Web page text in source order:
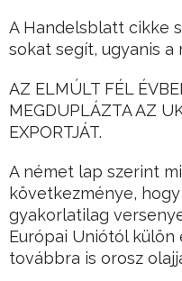
A Handelsblatt cikke
sokat segít, ugyanis a
AZ ELMÚLT FÉL
MEGDUPLÁZTA AZ
EXPORTJÁT.
A német lap szerint
következménye,
gyakorlatilag
Európai Uniótól
továbbra is orosz